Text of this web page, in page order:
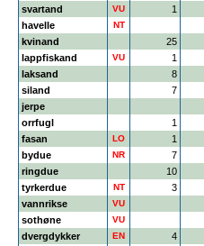
svartand
VU 1
havelle
NT
kvinand
25
lappfiskand
VU 1
laksand
8
siland
7
jerpe
orrfugl
1
fasan
LO 1
bydue
NR 7
ringdue
10
tyrkerdue
NT 3
vannrikse
VU
sothøne
VU
dvergdykker
EN 4